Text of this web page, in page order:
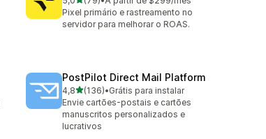
79 avaliações ao todo
Pixel primário e rastreamento no
servidor para melhorar o ROAS.
PostPilot Direct Mail Platform
4,8de 5 estrelas
(136)
136 avaliações ao todo
•Grátis para instalar
Envie cartões-postais e cartões
manuscritos personalizados e
lucrativos